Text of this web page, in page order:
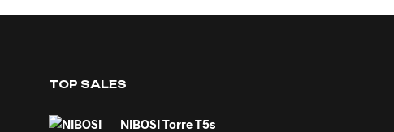
TOP SALES
NIBOSI Torre T5s